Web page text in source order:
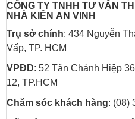
CÔNG TY TNHH TƯ VẤN
NHÀ KIẾN AN VINH
Trụ sở chính: 434 Nguyễn
Vấp, TP. HCM
VPĐD: 52 Tân Chánh Hiệp
12, TP.HCM
Chăm sóc khách hàng: (08)